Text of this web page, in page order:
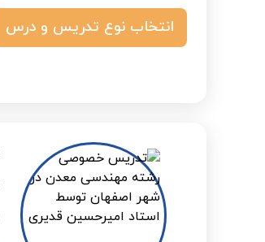
انتخاب نوع تدریس و درس